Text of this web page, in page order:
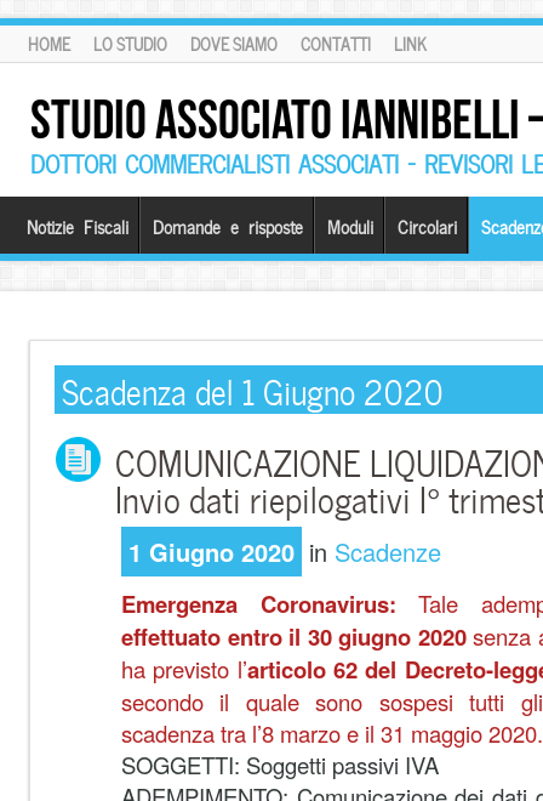
HOME LO STUDIO DOVE SIAMO CONTATTI LINK
STUDIO ASSOCIATO
DOTTORI COMMERCIALISTI ASSOCIATI – REVISORI
Notizie Fiscali Domande e risposte Moduli Circolari
Scadenza del 1 Giugno 2020
COMUNICAZIONE
Invio dati riepilogativi I°
1 Giugno 2020 in Scadenze
Emergenza Coronavirus: Tale
effettuato entro il 30 giugno 2020senza
ha previsto l’articolo 62 del Decreto-
secondo il quale sono sospesi tutti
scadenza tra l’8 marzo e il 31 maggio 2020.
SOGGETTI: Soggetti passivi IVA